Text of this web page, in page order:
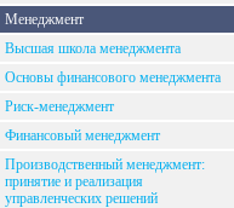
Менеджмент
Высшая школа менеджмента
Основы финансового менеджмента
Риск-менеджмент
Финансовый менеджмент
Производственный менеджмент:
принятие и реализация
управленческих решений